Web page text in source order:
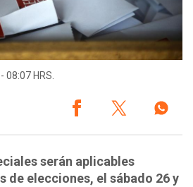
08:07 HRS.
serán aplicables
de elecciones, el sábado 26 y